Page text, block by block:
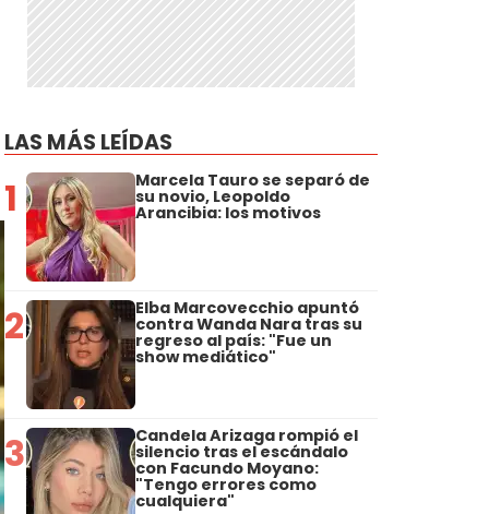
LAS MÁS LEÍDAS
1 Marcela Tauro se separó de
su novio, Leopoldo
Arancibia: los motivos
2 Elba Marcovecchio apuntó
contra Wanda Nara tras su
regreso al país: "Fue un
show mediático"
3 Candela Arizaga rompió el
silencio tras el escándalo
con Facundo Moyano:
"Tengo errores como
cualquiera"